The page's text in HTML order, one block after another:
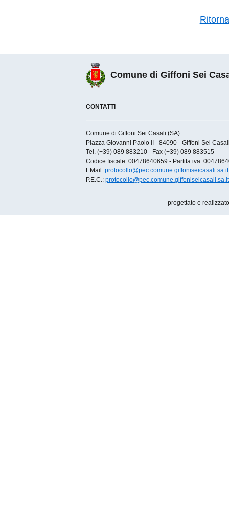
Comune di Giffoni Sei
CONTATTI
Comune di Giffoni Sei Casali (SA)
Piazza Giovanni Paolo II - 84090 - Giffoni Sei
Tel. (+39) 089 883210 - Fax (+39) 089 883515
Codice fiscale: 00478640659 - Partita iva:
EMail: protocollo@pec.comune.giffoniseicasali.sa.it
P.E.C.: protocollo@pec.comune.giffoniseicasali.sa.it
progettato e